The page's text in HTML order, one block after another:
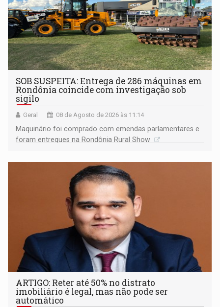
SOB SUSPEITA: Entrega de 286 máquinas em
Rondônia coincide com investigação sob
sigilo
Geral 08 de Agosto de 2026 às 11:14
Maquinário foi comprado com emendas parlamentares e
foram entregues na Rondônia Rural Show
ARTIGO: Reter até 50% no distrato
imobiliário é legal, mas não pode ser
automático